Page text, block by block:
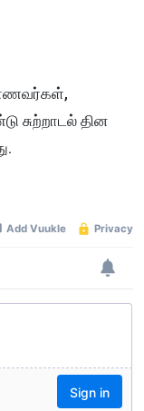
சுற்றாடல் தின